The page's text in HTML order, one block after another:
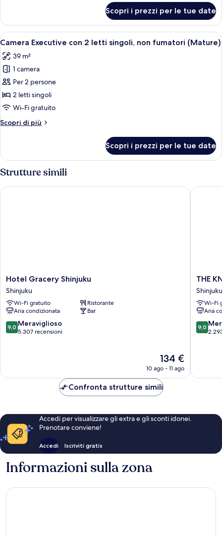
(Mature)
Executive,
non
fumatori
Scopri i prezzi per le tue date
Apri
tutte
le
foto
per
Camera
Executive
2
non
fumatori
(Mature)
Camera d'albergo con due letti, una
1
Camera Executive con 2 letti singoli, non fumatori (Mature)
39 m²
1 camera
Per 2 persone
2 letti singoli
Wi-Fi gratuito
Scopri di più
Altri
Executive
2
singoli,
Scopri i prezzi per le tue date
Strutture simili
Hotel
Gracery
Shinjuku
Shinjuku
Hotel Gracery Shinjuku
Shinjuku
Wi-Fi gratuito
Ristorante
Aria condizionata
Bar
9.0
su
9,0 Meraviglioso
5.307 recensioni
Il
prezzo
attuale
è
134 €
134 €
10 ago - 11 ago
Hotel Gracery Shinjuku
THE
KNOT
TOKYO
Shinjuku
Shinjuku
THE
Shinjuku
Wi-Fi
Aria
9.0
su
9,0
THE
Confronta strutture simili
Accedi per visualizzare gli extra e gli sconti idonei.
Prenotare conviene!
Accedi Iscriviti gratis
Informazioni sulla zona